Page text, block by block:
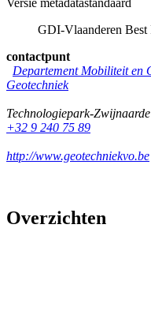
GDI-Vlaanderen Best
contactpunt
Departement Mobiliteit en
Geotechniek
Technologiepark-
+32 9 240 75 89
http://www.geotechniekvo.be
Overzichten